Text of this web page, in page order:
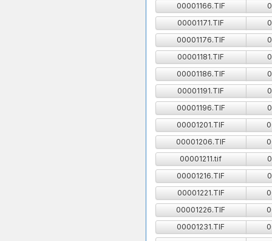
00001166.TIF
00001171.TIF
00001176.TIF
00001181.TIF
00001186.TIF
00001191.TIF
00001196.TIF
00001201.TIF
00001206.TIF
00001211.tif
00001216.TIF
00001221.TIF
00001226.TIF
00001231.TIF